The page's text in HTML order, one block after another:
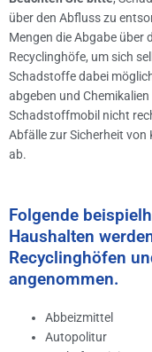
über den Abfluss zu
Mengen die Abgabe über
Recyclinghöfe, um sich
Schadstoffe dabei
abgeben und
Schadstoffmobil nicht
Abfälle zur Sicherheit von
ab.
Folgende
Haushalten
Recyclinghöfen
angenommen.
Abbeizmittel
Autopolitur